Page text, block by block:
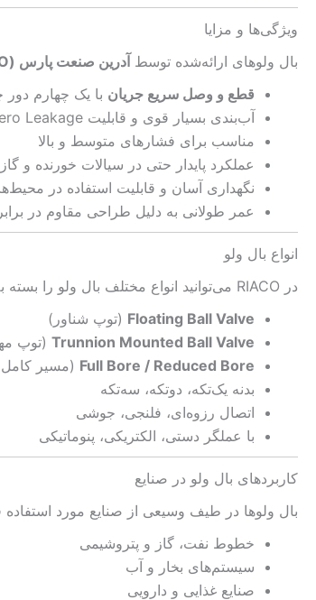
ویژگی‌ها و مزایا
بال ولوهای ارائه‌شده توسط آدرین صنعت پارس (RIACO)
قطع و وصل سریع جریان با یک چهارم
آب‌بندی بسیار قوی و قابلیت Zero Leakage
مناسب برای فشارهای متوسط و بالا
عملکرد پایدار حتی در سیالات خورنده و
نگهداری آسان و قابلیت استفاده در
عمر طولانی به دلیل طراحی مقاوم در
انواع بال ولو
در RIACO می‌توانید انواع مختلف بال ولو را بسته به نیاز صنعتی خود انتخاب کنید:
Floating Ball Valve (توپ شناور)
Trunnion Mounted Ball Valve (توپ
Full Bore / Reduced Bore (مسیر
بدنه یک‌تکه، دوتکه، سه‌تکه
اتصال رزوه‌ای، فلنجی، جوشی
با عملگر دستی، الکتریکی، پنوماتیکی
کاربردهای بال ولو در صنایع
بال ولوها در طیف وسیعی از صنایع مورد استفاده
خطوط نفت، گاز و پتروشیمی
سیستم‌های بخار و آب
صنایع غذایی و دارویی